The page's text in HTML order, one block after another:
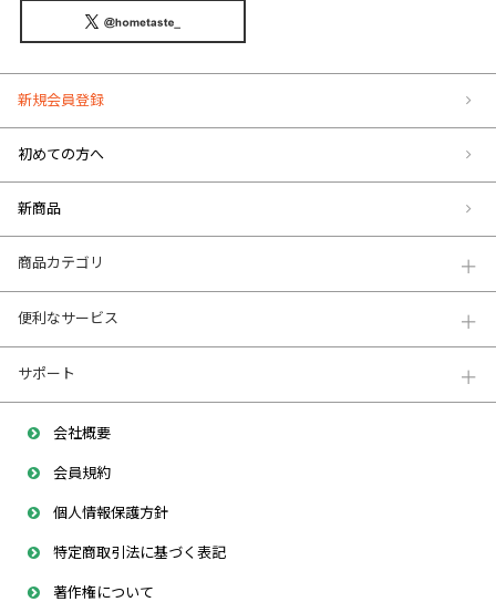
新規会員登録
初めての方へ
新商品
商品カテゴリ
便利なサービス
サポート
会社概要
会員規約
個人情報保護方針
特定商取引法に基づく表記
著作権について